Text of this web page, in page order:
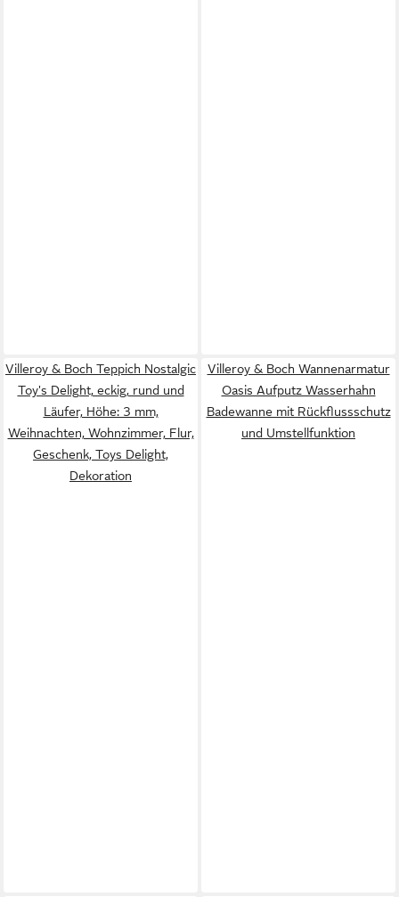
Villeroy & Boch Teppich Nostalgic
Toy's Delight, eckig, rund und
Läufer, Höhe: 3 mm,
Weihnachten, Wohnzimmer, Flur,
Geschenk, Toys Delight,
Dekoration
Villeroy & Boch Wannenarmatur
Oasis Aufputz Wasserhahn
Badewanne mit Rückflussschutz
und Umstellfunktion